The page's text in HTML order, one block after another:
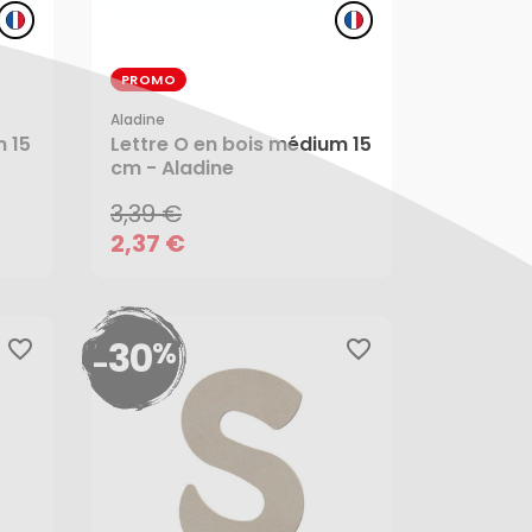
15
PROMO
Aladine
Lettre O en bois médium 15
cm - Aladine
3,39 €
2,37 €
3,39 €
2,37 €
AJOUTER AU PANIER
favorite_border favorite_border
-30%